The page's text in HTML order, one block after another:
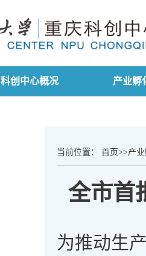
科创中心概况 产业孵
当前位置： 首页>>产
全市首
为推动生